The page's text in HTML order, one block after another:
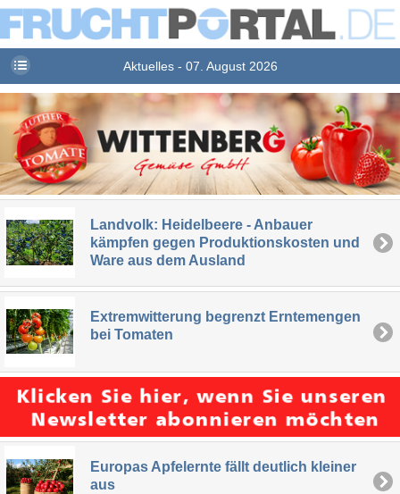
Aktuelles - 07. August 2026
Landvolk: Heidelbeere - Anbauer
kämpfen gegen Produktionskosten und
Ware aus dem Ausland
Extremwitterung begrenzt Erntemengen
bei Tomaten
Europas Apfelernte fällt deutlich kleiner
aus